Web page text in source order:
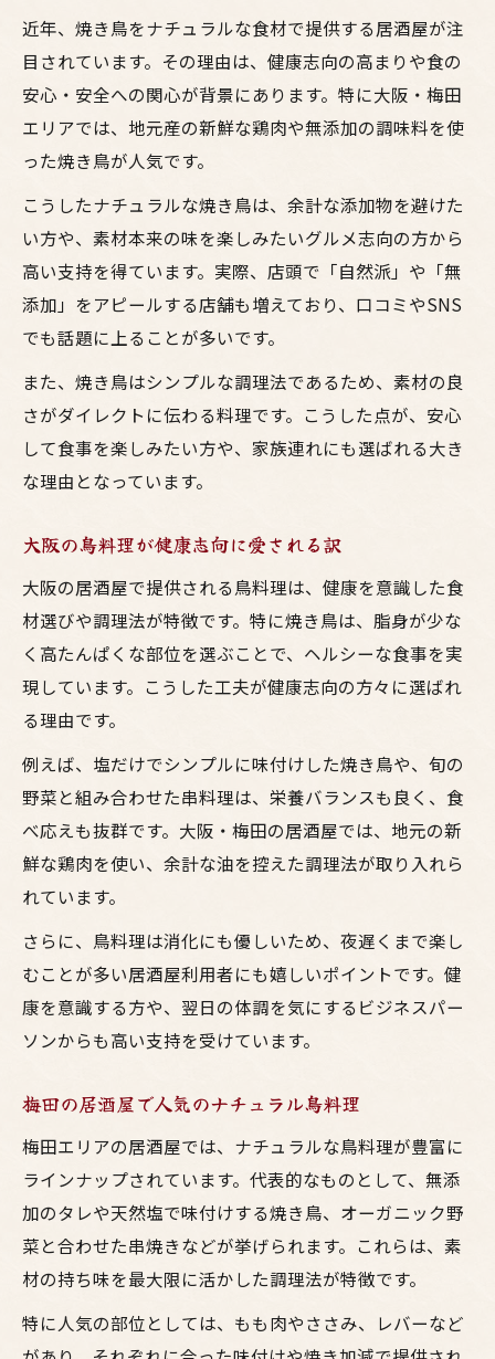
近年、焼き鳥をナチュラルな食材で提供する居酒屋が注
目されています。その理由は、健康志向の高まりや食の
安心・安全への関心が背景にあります。特に大阪・梅田
エリアでは、地元産の新鮮な鶏肉や無添加の調味料を使
った焼き鳥が人気です。
こうしたナチュラルな焼き鳥は、余計な添加物を避けた
い方や、素材本来の味を楽しみたいグルメ志向の方から
高い支持を得ています。実際、店頭で「自然派」や「無
添加」をアピールする店舗も増えており、口コミやSNS
でも話題に上ることが多いです。
また、焼き鳥はシンプルな調理法であるため、素材の良
さがダイレクトに伝わる料理です。こうした点が、安心
して食事を楽しみたい方や、家族連れにも選ばれる大き
な理由となっています。
大阪の鳥料理が健康志向に愛される訳
大阪の居酒屋で提供される鳥料理は、健康を意識した食
材選びや調理法が特徴です。特に焼き鳥は、脂身が少な
く高たんぱくな部位を選ぶことで、ヘルシーな食事を実
現しています。こうした工夫が健康志向の方々に選ばれ
る理由です。
例えば、塩だけでシンプルに味付けした焼き鳥や、旬の
野菜と組み合わせた串料理は、栄養バランスも良く、食
べ応えも抜群です。大阪・梅田の居酒屋では、地元の新
鮮な鶏肉を使い、余計な油を控えた調理法が取り入れら
れています。
さらに、鳥料理は消化にも優しいため、夜遅くまで楽し
むことが多い居酒屋利用者にも嬉しいポイントです。健
康を意識する方や、翌日の体調を気にするビジネスパー
ソンからも高い支持を受けています。
梅田の居酒屋で人気のナチュラル鳥料理
梅田エリアの居酒屋では、ナチュラルな鳥料理が豊富に
ラインナップされています。代表的なものとして、無添
加のタレや天然塩で味付けする焼き鳥、オーガニック野
菜と合わせた串焼きなどが挙げられます。これらは、素
材の持ち味を最大限に活かした調理法が特徴です。
特に人気の部位としては、もも肉やささみ、レバーなど